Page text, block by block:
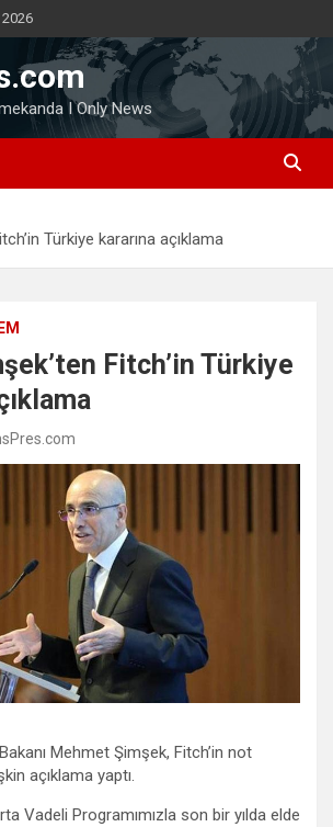
I Only News
Türkiye kararına açıklama
Fitch’in Türkiye
Mehmet Şimşek, Fitch’in not
açıklama yaptı.
Vadeli Programımızla son bir yılda elde